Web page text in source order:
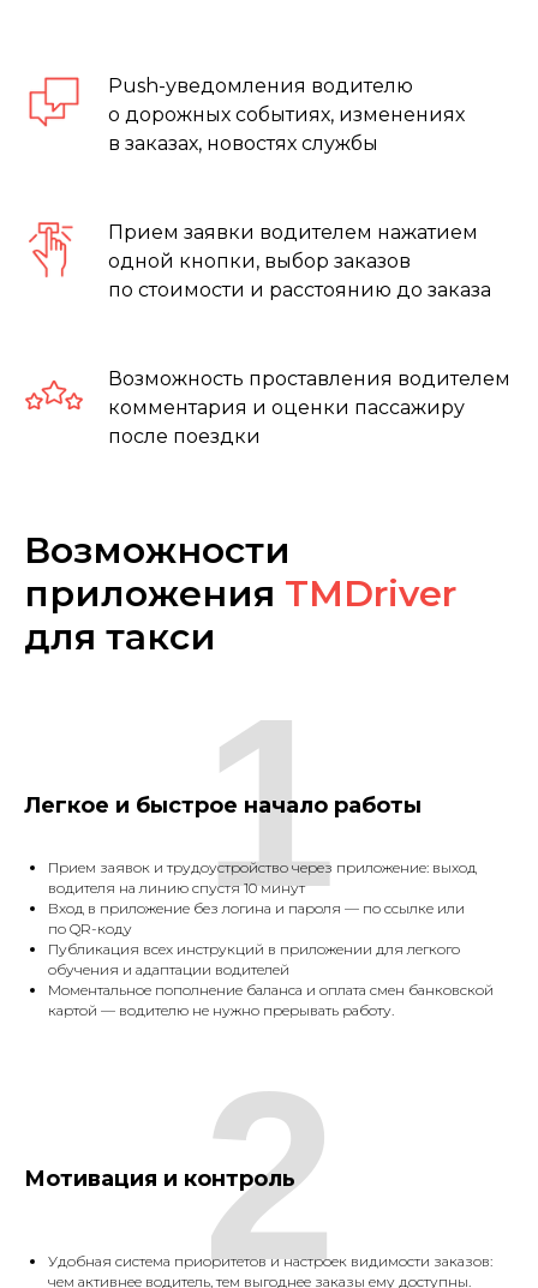
Push-уведомления водителю
о дорожных событиях, изменениях
в заказах, новостях службы
Прием заявки водителем нажатием
одной кнопки, выбор заказов
по стоимости и расстоянию до заказа
Возможность проставления водителем
комментария и оценки пассажиру
после поездки
Возможности
приложения TMDriver
для такси
Легкое и быстрое начало работы
Прием заявок и трудоустройство через приложение: выход
водителя на линию спустя 10 минут
Вход в приложение без логина и пароля — по ссылке или
по QR-коду
Публикация всех инструкций в приложении для легкого
обучения и адаптации водителей
Моментальное пополнение баланса и оплата смен банковской
картой — водителю не нужно прерывать работу.
1
Мотивация и контроль
Удобная система приоритетов и настроек видимости заказов:
чем активнее водитель, тем выгоднее заказы ему доступны.
2